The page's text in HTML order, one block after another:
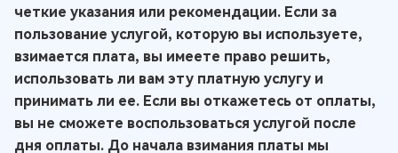
четкие указания или рекомендации. Если за
пользование услугой, которую вы используете,
взимается плата, вы имеете право решить,
использовать ли вам эту платную услугу и
принимать ли ее. Если вы откажетесь от оплаты,
вы не сможете воспользоваться услугой после
дня оплаты. До начала взимания платы мы